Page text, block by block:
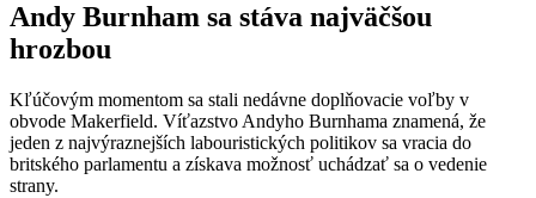
Andy Burnham sa stáva najväčšou
hrozbou
Kľúčovým momentom sa stali nedávne doplňovacie voľby v
obvode Makerfield. Víťazstvo Andyho Burnhama znamená, že
jeden z najvýraznejších labouristických politikov sa vracia do
britského parlamentu a získava možnosť uchádzať sa o vedenie
strany.